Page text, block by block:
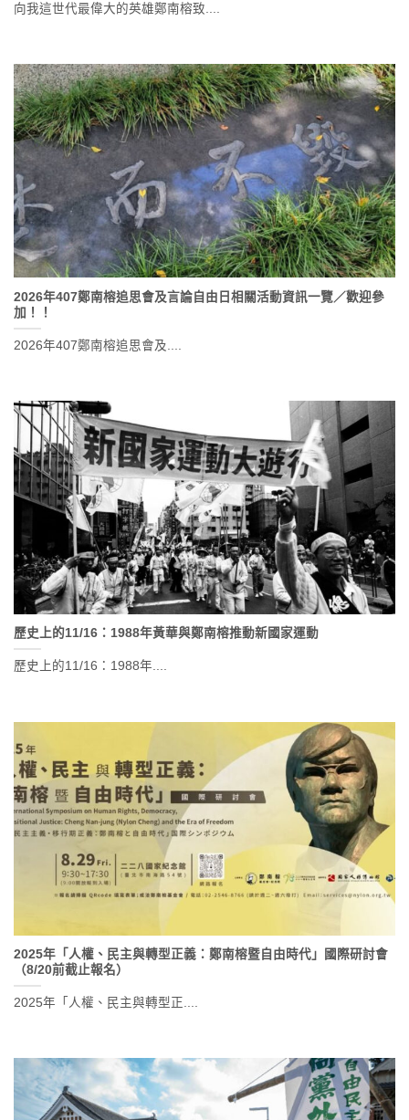
向我這世代最偉大的英雄鄭南榕致....
2026年407鄭南榕追思會及言論自由日相關活動資訊一覽／歡迎參
加！！
2026年407鄭南榕追思會及....
歷史上的11/16：1988年黃華與鄭南榕推動新國家運動
歷史上的11/16：1988年....
2025年「人權、民主與轉型正義：鄭南榕暨自由時代」國際研討會
（8/20前截止報名）
2025年「人權、民主與轉型正....